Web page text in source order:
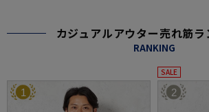
カジュアルアウター売れ筋
RANKING
1
SALE
2